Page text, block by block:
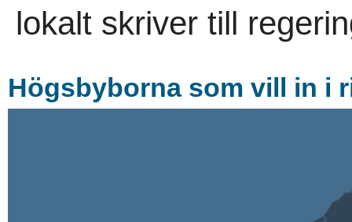
lokalt skriver till
Högsbyborna som vill in i